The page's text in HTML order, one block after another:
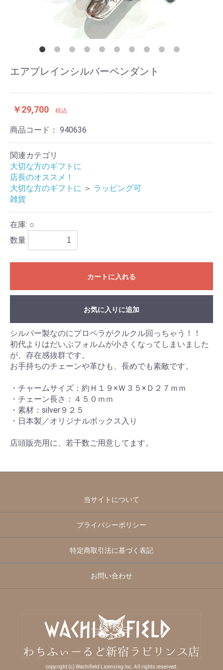
エアプレインシルバーペンダント
￥29,700 税込
商品コード： 940636
関連カテゴリ
大切な方のギフトに
店長のオススメ！
大切な方のギフトに ＞ ラッピング可
雑貨
在庫: ○
数量
カートに入れる
お気に入りに追加
シルバー製なのにプロペラがクルクル回っちゃう！！
初代よりはだいぶフォルムが小さくなってしまいました
が、存在感抜群です。
お手持ちのチェーンや革ひも、長めでも素敵です。
・チャームサイズ：約Ｈ１９×Ｗ３５×Ｄ２７ｍｍ
・チェーン長さ：４５０ｍｍ
・素材：silver９２５
・日本製／オリジナルボックス入り
店頭販売用に、若干数ご用意してます。
当サイトについて
プライバシーポリシー
特定商取引法に基づく表記
お問い合わせ
copyright (c) Wachifield Licensing Inc. All rights reserved.